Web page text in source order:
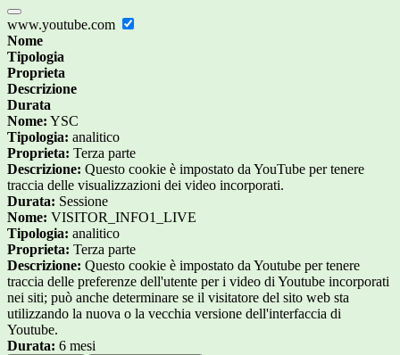
www.youtube.com
Nome
Tipologia
Proprieta
Descrizione
Durata
Nome: YSC
Tipologia: analitico
Proprieta: Terza parte
Descrizione: Questo cookie è impostato da YouTube per tenere
traccia delle visualizzazioni dei video incorporati.
Durata: Sessione
Nome: VISITOR_INFO1_LIVE
Tipologia: analitico
Proprieta: Terza parte
Descrizione: Questo cookie è impostato da Youtube per tenere
traccia delle preferenze dell'utente per i video di Youtube incorporati
nei siti; può anche determinare se il visitatore del sito web sta
utilizzando la nuova o la vecchia versione dell'interfaccia di
Youtube.
Durata: 6 mesi